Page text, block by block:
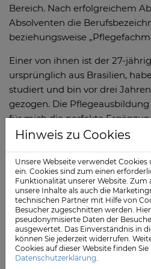
Bereich. Nach erfolgreichem
Absolventen die
beziehungsweise
Einer von ihnen ist der 27-
ursprünglich aus Brasilien,
studiert und bin vor drei
gezogen. Die
für mich die perfekte
vertiefen. Schon bei der
In der Ausbildung habe ich
gelernt, sondern auch viel
sowohl fachlich als auch bei
freue ich mich riesig, direkt
starten zu dürfen. Das Team
beeindruckenden
unglaublich viel lernen. Wenn
Menschen arbeitet und ihnen
Hinweis zu Cookies
Unsere Webseite verwendet
ein. Cookies sind zum einen
Funktionalität unserer Website. Zum
unsere Inhalte als auch die
technischen Partner mit Hilfe von
Besucher zugeschnitten werden.
pseudonymisierte Daten der
ausgewertet. Das Einverständnis in
können Sie jederzeit widerrufen.
Cookies auf dieser Website finden
Datenschutzerklärung